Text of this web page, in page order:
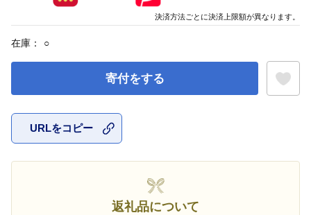
在庫： ○
寄付をする
URLをコピー
返礼品について
決済方法ごとに決済上限額が異なります。